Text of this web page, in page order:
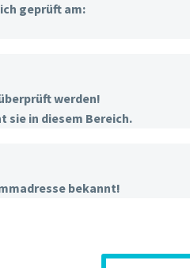
geprüft am:
werden!
sie in diesem Bereich.
bekannt!